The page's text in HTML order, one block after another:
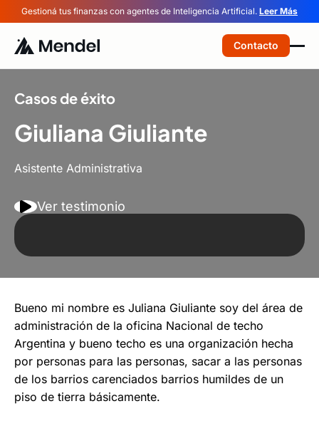
Gestioná tus finanzas con agentes de Inteligencia Artificial. Leer Más
Contacto
Casos de éxito
Giuliana Giuliante
Asistente Administrativa
Ver testimonio
Bueno mi nombre es Juliana Giuliante soy del área de
administración de la oficina Nacional de techo
Argentina y bueno techo es una organización hecha
por personas para las personas, sacar a las personas
de los barrios carenciados barrios humildes de un
piso de tierra básicamente.